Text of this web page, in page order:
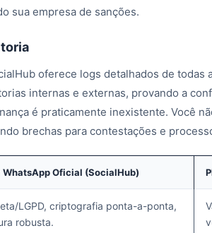
sua empresa de sanções.
oferece logs detalhados de todas
internas e externas, provando a
é praticamente inexistente. Você
brechas para contestações e
WhatsApp Oficial (SocialHub)
LGPD, criptografia ponta-a-ponta,
robusta.